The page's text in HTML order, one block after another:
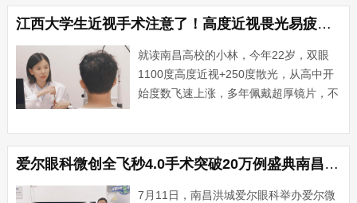
外斜视症状愈发明显。这些年，她不敢与
人直视，拍照时总是侧···...
​江西大学生近视手术注意了！高度近视畏光易疲劳看这里
就读南昌高校的小林，今年22岁，双眼
1100度高度近视+250度散光，从高中开
始度数飞速上涨，多年佩戴超厚镜片，不
伴随整个求学阶段。高强度的网课、图书
馆自习、长时间研读专业书籍，高度近视
带来的视疲劳远比普···...
​爱尔眼科微创全飞秒4.0手术突破20万例盛典南昌站启幕
7月11日，南昌洪城爱尔眼科举办爱尔微